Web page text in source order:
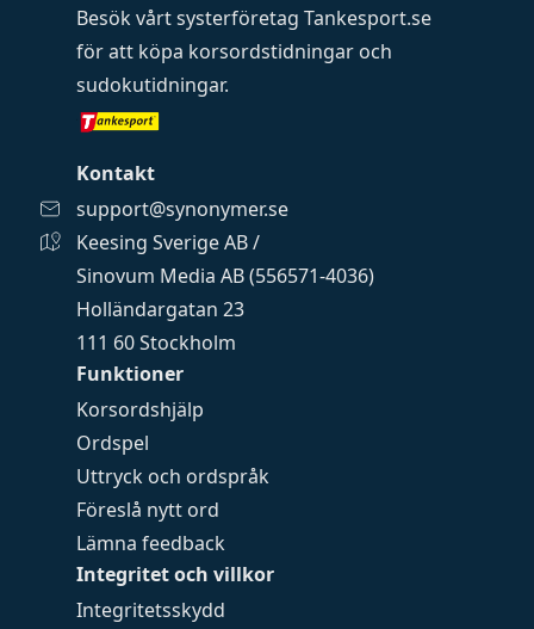
Funktioner
Korsordshjälp
Ordspel
Uttryck och ordspråk
Föreslå nytt ord
Lämna feedback
Integritet och villkor
Integritetsskydd
Besök vårt systerföretag Tankesport.se
för att köpa korsordstidningar och
sudokutidningar.
Kontakt
support@synonymer.se
Keesing Sverige AB /
Sinovum Media AB (556571-4036)
Holländargatan 23
111 60 Stockholm